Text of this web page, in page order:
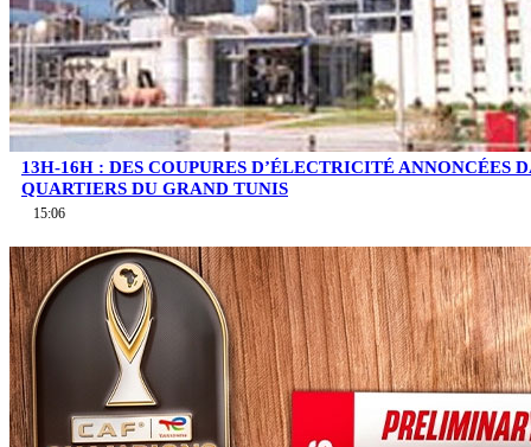
13H-16H : DES COUPURES D’ÉLECTRICITÉ ANNONCÉES
QUARTIERS DU GRAND TUNIS
15:06